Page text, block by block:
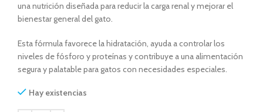
una nutrición diseñada para reducir la carga renal y mejorar el
bienestar general del gato.
Esta fórmula favorece la hidratación, ayuda a controlar los
niveles de fósforo y proteínas y contribuye a una alimentación
segura y palatable para gatos con necesidades especiales.
Hay existencias